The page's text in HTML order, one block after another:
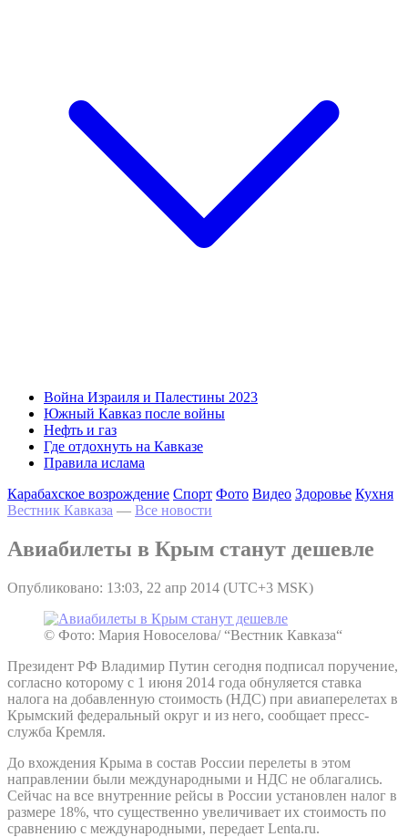
Война Израиля и Палестины 2023
Южный Кавказ после войны
Нефть и газ
Где отдохнуть на Кавказе
Правила ислама
Карабахское возрождение Спорт Фото Видео Здоровье Кухня
Вестник Кавказа — Все новости
Авиабилеты в Крым станут дешевле
Опубликовано: 13:03, 22 апр 2014 (UTC+3 MSK)
© Фото: Мария Новоселова/ “Вестник Кавказа“
Президент РФ Владимир Путин сегодня подписал поручение,
согласно которому с 1 июня 2014 года обнуляется ставка
налога на добавленную стоимость (НДС) при авиаперелетах в
Крымский федеральный округ и из него, сообщает пресс-
служба Кремля.
До вхождения Крыма в состав России перелеты в этом
направлении были международными и НДС не облагались.
Сейчас на все внутренние рейсы в России установлен налог в
размере 18%, что существенно увеличивает их стоимость по
сравнению с международными, передает Lenta.ru.